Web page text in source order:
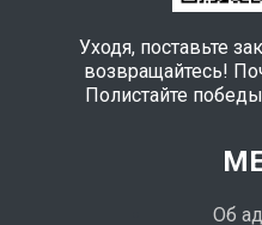
Уходя, поставьте
возвращайтесь!
Полистайте
Об